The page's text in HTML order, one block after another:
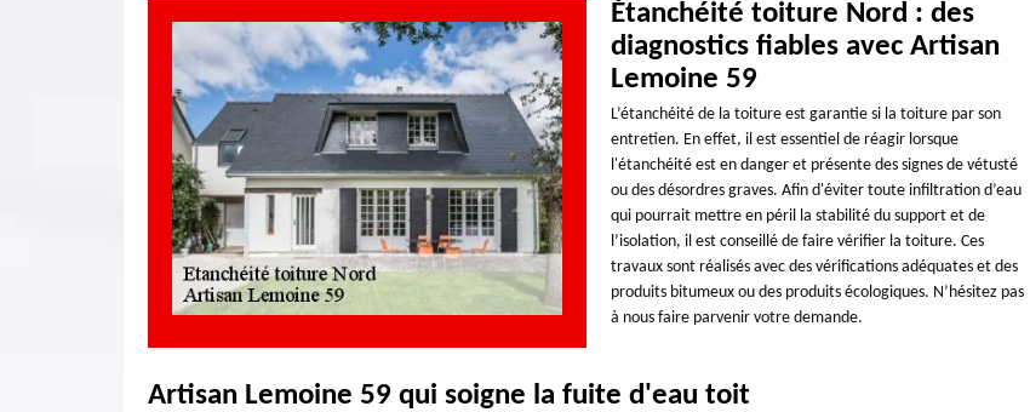
Étanchéité toiture Nord : des
diagnostics fiables avec Artisan
Lemoine 59
L’étanchéité de la toiture est garantie si la toiture par son
entretien. En effet, il est essentiel de réagir lorsque
l'étanchéité est en danger et présente des signes de vétusté
ou des désordres graves. Afin d'éviter toute infiltration d’eau
qui pourrait mettre en péril la stabilité du support et de
l’isolation, il est conseillé de faire vérifier la toiture. Ces
travaux sont réalisés avec des vérifications adéquates et des
produits bitumeux ou des produits écologiques. N’hésitez pas
à nous faire parvenir votre demande.
Artisan Lemoine 59 qui soigne la fuite d'eau toit